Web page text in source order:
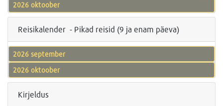
2026 oktoober
Reisikalender - Pikad reisid (9 ja enam päeva)
2026 september
2026 oktoober
Kirjeldus